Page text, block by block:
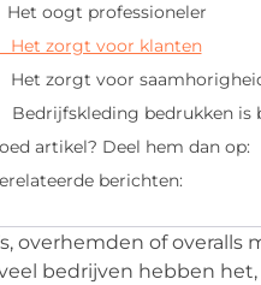
oogt professioneler
zorgt voor klanten
zorgt voor
bedrukken is
artikel? Deel hem dan op:
berichten:
overhemden of
bedrijven hebben